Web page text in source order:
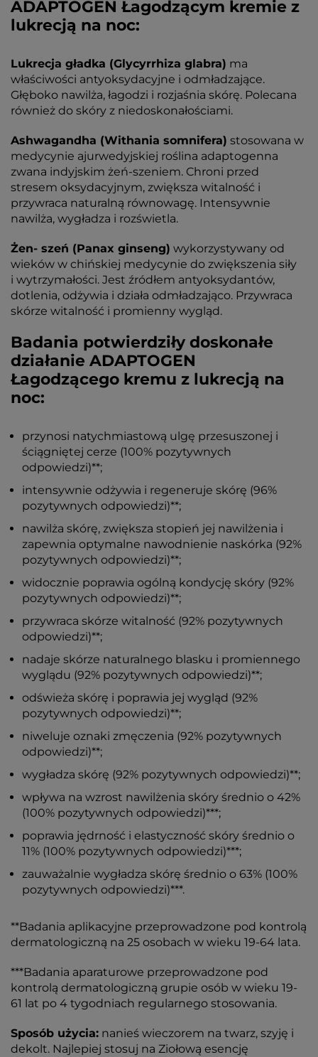
ADAPTOGEN Łagodzącym kremie z
lukrecją na noc:
Lukrecja gładka (Glycyrrhiza glabra) ma
właściwości antyoksydacyjne i odmładzające.
Głęboko nawilża, łagodzi i rozjaśnia skórę. Polecana
również do skóry z niedoskonałościami.
Ashwagandha (Withania somnifera) stosowana w
medycynie ajurwedyjskiej roślina adaptogenna
zwana indyjskim żeń-szeniem. Chroni przed
stresem oksydacyjnym, zwiększa witalność i
przywraca naturalną równowagę. Intensywnie
nawilża, wygładza i rozświetla.
Żen- szeń (Panax ginseng) wykorzystywany od
wieków w chińskiej medycynie do zwiększenia siły
i wytrzymałości. Jest źródłem antyoksydantów,
dotlenia, odżywia i działa odmładzająco. Przywraca
skórze witalność i promienny wygląd.
Badania potwierdziły doskonałe
działanie ADAPTOGEN
Łagodzącego kremu z lukrecją na
noc:
przynosi natychmiastową ulgę przesuszonej i
ściągniętej cerze (100% pozytywnych
odpowiedzi)**;
intensywnie odżywia i regeneruje skórę (96%
pozytywnych odpowiedzi)**;
nawilża skórę, zwiększa stopień jej nawilżenia i
zapewnia optymalne nawodnienie naskórka (92%
pozytywnych odpowiedzi)**;
widocznie poprawia ogólną kondycję skóry (92%
pozytywnych odpowiedzi)**;
przywraca skórze witalność (92% pozytywnych
odpowiedzi)**;
nadaje skórze naturalnego blasku i promiennego
wyglądu (92% pozytywnych odpowiedzi)**;
odświeża skórę i poprawia jej wygląd (92%
pozytywnych odpowiedzi)**;
niweluje oznaki zmęczenia (92% pozytywnych
odpowiedzi)**;
wygładza skórę (92% pozytywnych odpowiedzi)**;
wpływa na wzrost nawilżenia skóry średnio o 42%
(100% pozytywnych odpowiedzi)***;
poprawia jędrność i elastyczność skóry średnio o
11% (100% pozytywnych odpowiedzi)***;
zauważalnie wygładza skórę średnio o 63% (100%
pozytywnych odpowiedzi)***.
**Badania aplikacyjne przeprowadzone pod kontrolą
dermatologiczną na 25 osobach w wieku 19-64 lata.
***Badania aparaturowe przeprowadzone pod
kontrolą dermatologiczną grupie osób w wieku 19-
61 lat po 4 tygodniach regularnego stosowania.
Sposób użycia: nanieś wieczorem na twarz, szyję i
dekolt. Najlepiej stosuj na Ziołową esencję